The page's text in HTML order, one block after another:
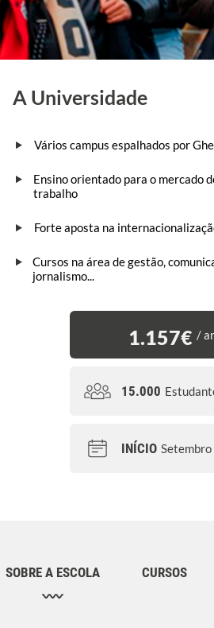
A Universidade
Vários campus espalhados por
Ensino orientado para o mercado
trabalho
Forte aposta na
Cursos na área de gestão,
jornalismo...
1.157€ /
15.000
INÍCIO
SOBRE A ESCOLA CURSOS